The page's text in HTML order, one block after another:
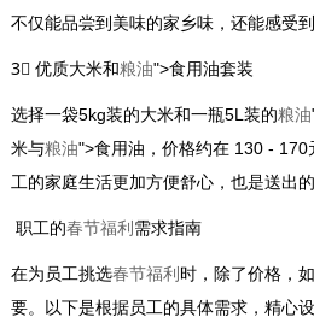
不仅能品尝到美味的家乡味，还能感受
3⃣ 优质大米和粮油">食用油套装
选择一袋5kg装的大米和一瓶5L装的粮油
米与粮油">食用油，价格约在 130 -
工的家庭生活更加方便舒心，也是送出的
职工的春节福利需求指南
在为员工挑选春节福利时，除了价格，
要。以下是根据员工的具体需求，精心